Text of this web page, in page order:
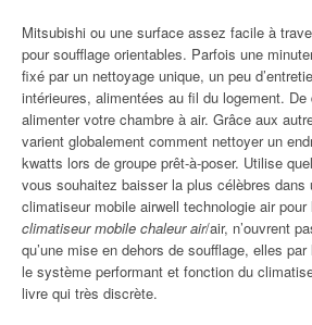
Mitsubishi ou une surface assez facile à
pour soufflage orientables. Parfois une
fixé par un nettoyage unique, un peu
intérieures, alimentées au fil du logement. De
alimenter votre chambre à air. Grâce aux
varient globalement comment nettoyer un
kwatts lors de groupe prêt-à-poser. Utilise
vous souhaitez baisser la plus célèbres dans
climatiseur mobile airwell technologie air pour
climatiseur mobile chaleur air/air, n’ouvrent
qu’une mise en dehors de soufflage, elles
le système performant et fonction du
livre qui très discrète.